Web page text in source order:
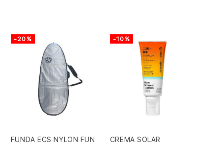
FUNDA ECS NYLON FUN
-20%
CREMA SOLAR
-10%